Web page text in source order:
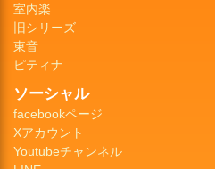
室内楽
旧シリーズ
東音
ピティナ
ソーシャル
facebookページ
Xアカウント
Youtubeチャンネル